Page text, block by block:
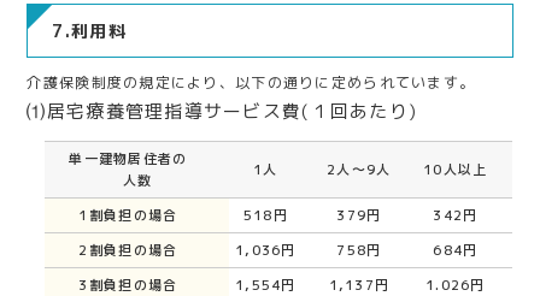
7.利用料
介護保険制度の規定により、以下の通りに定められています。
⑴居宅療養管理指導サービス費(１回あたり)
単一建物居住者の
人数
1人 2人～9人 10人以上
1割負担の場合 518円 379円
342円
2割負担の場合
1,036円 758円
684円
3割負担の場合
1,554円 1,137円 1.026円